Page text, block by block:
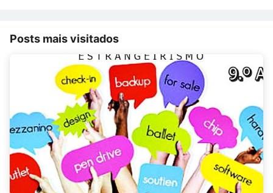
Posts mais visitados